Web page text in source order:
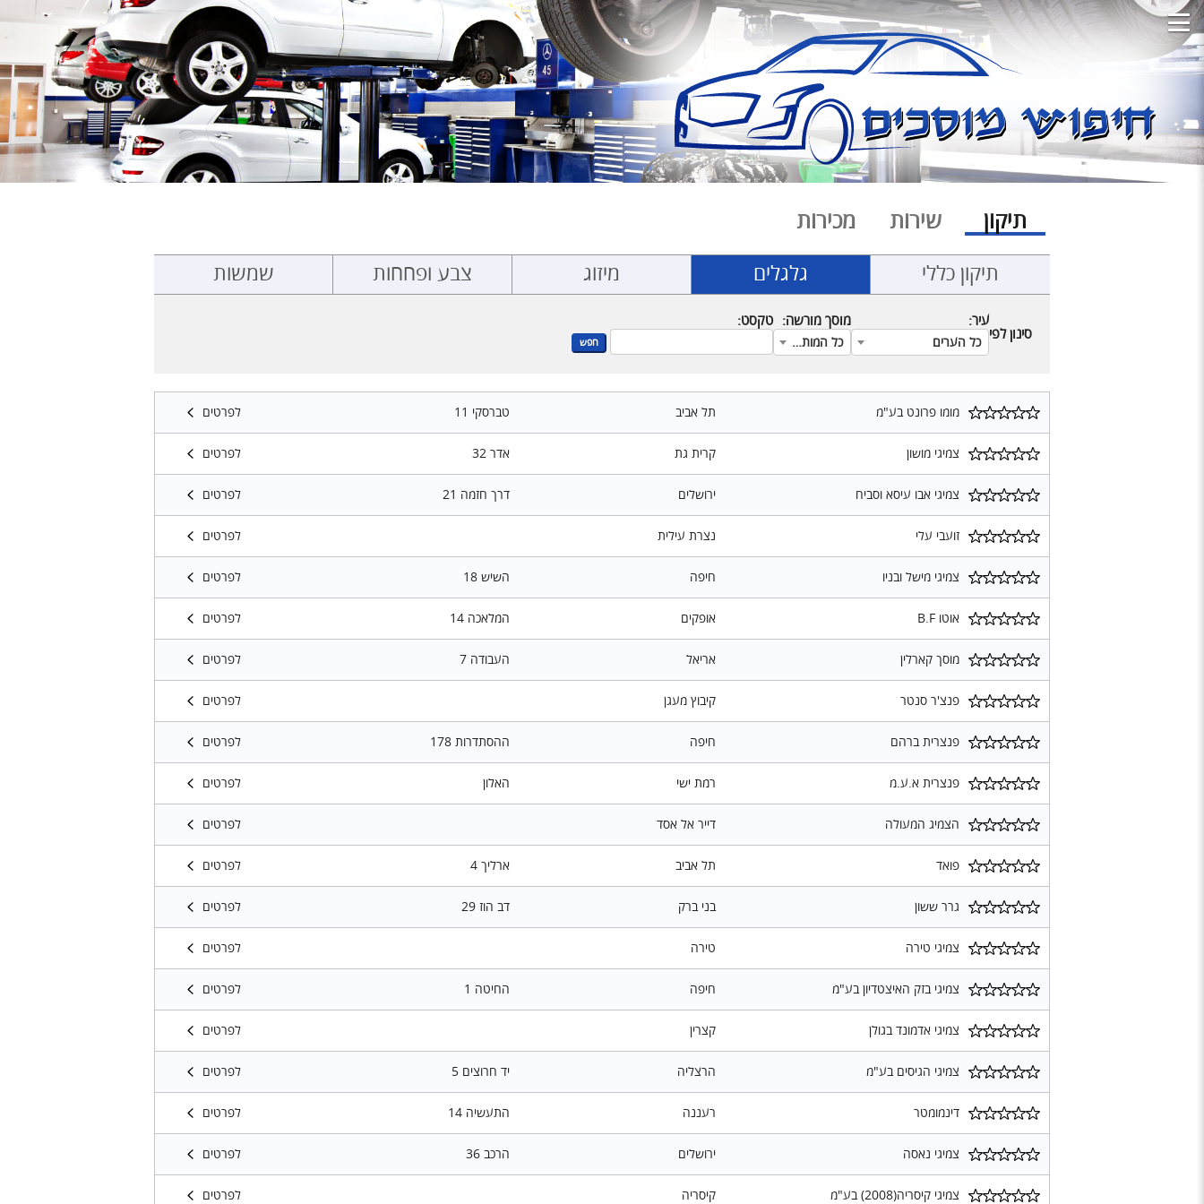
תיקון שירות מכירות
תיקון כללי גלגלים מיזוג צבע ופחחות שמשות
סינון לפי
עיר:
כל הערים
מוסך מורשה:
כל המותגים
טקסט:
חפש
מומו פרונט בע"מ תל אביב טברסקי 11 לפרטים
צמיגי מושון קרית גת אדר 32 לפרטים
צמיגי אבו עיסא וסביח ירושלים דרך חזמה 21 לפרטים
זועבי עלי נצרת עילית לפרטים
צמיגי מישל ובניו חיפה השיש 18 לפרטים
אוטו B.F אופקים המלאכה 14 לפרטים
מוסך קארלין אריאל העבודה 7 לפרטים
פנצ'ר סנטר קיבוץ מעגן לפרטים
פנצרית ברהם חיפה ההסתדרות 178 לפרטים
פנצרית א.ע.מ רמת ישי האלון לפרטים
הצמיג המעולה דייר אל אסד לפרטים
פואד תל אביב ארליך 4 לפרטים
גרר ששון בני ברק דב הוז 29 לפרטים
צמיגי טירה טירה לפרטים
צמיגי בזק האיצטדיון בע"מ חיפה החיטה 1 לפרטים
צמיגי אדמונד בגולן קצרין לפרטים
צמיגי הגיסים בע"מ הרצליה יד חרוצים 5 לפרטים
דינמומטר רעננה התעשיה 14 לפרטים
צמיגי נאסה ירושלים הרכב 36 לפרטים
צמיגי קיסריה(2008) בע"מ קיסריה לפרטים